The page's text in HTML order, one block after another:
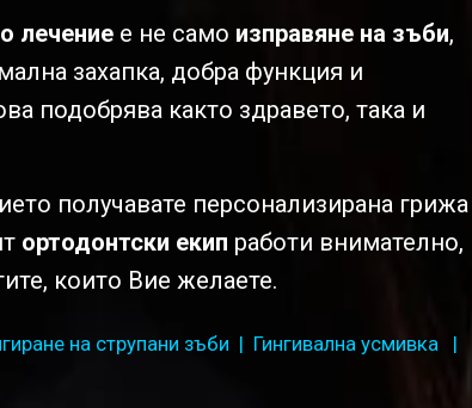
лечениее не само изправяне на зъби,
захапка, добра функция и
подобрява както здравето, така и
получавате персонализирана грижа
ортодонтски екип работи внимателно,
които Вие желаете.
на струпани зъби | Гингивална усмивка |